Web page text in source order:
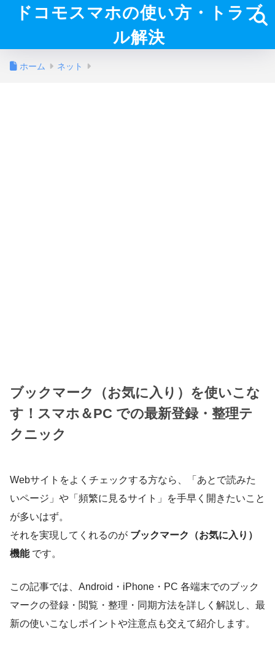
ドコモスマホの使い方・トラブ
ル解決
ホーム ネット
ブックマーク（お気に入り）を使いこな
す！スマホ＆PC での最新登録・整理テ
クニック
Webサイトをよくチェックする方なら、「あとで読みた
いページ」や「頻繁に見るサイト」を手早く開きたいこと
が多いはず。
それを実現してくれるのが ブックマーク（お気に入り）
機能です。
この記事では、Android・iPhone・PC 各端末でのブック
マークの登録・閲覧・整理・同期方法を詳しく解説し、最
新の使いこなしポイントや注意点も交えて紹介します。